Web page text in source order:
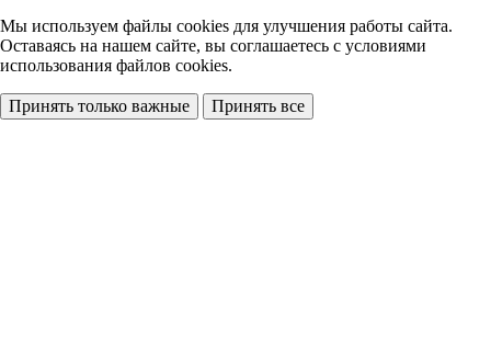
Мы используем файлы cookies для улучшения работы сайта.
Оставаясь на нашем сайте, вы соглашаетесь с условиями
использования файлов cookies.
Принять только важные Принять все